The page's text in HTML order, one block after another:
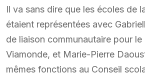
Il va sans dire que les écoles de
étaient représentées avec
de liaison communautaire pour
Viamonde, et Marie-Pierre
mêmes fonctions au Conseil